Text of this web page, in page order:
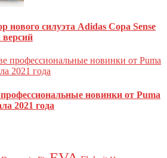
нового силуэта Adidas Copa Sense
версий
новинки от Puma
2021 года